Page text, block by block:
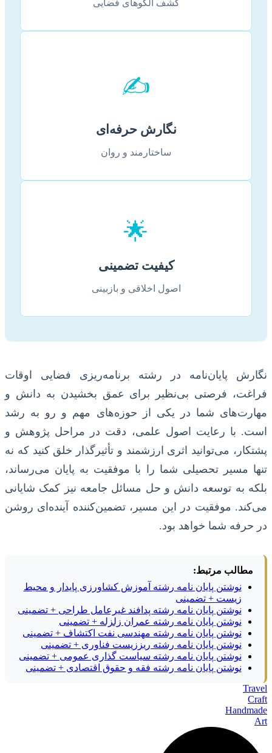
کشف الگوهای فضایی
✍️
نگارش حرفه‌ای
ساختارمند و روان
🌟
کیفیت تضمینی
اصول اخلاقی و بازبینی
نگارش پایان‌نامه در رشته برنامه‌ریزی فضایی اوقات
فراغت، فرصتی بی‌نظیر برای عمق بخشیدن به دانش و
مهارت‌های شما در یکی از حوزه‌های مهم و رو به رشد
است. با رعایت اصول علمی، دقت در مراحل پژوهش و
پشتکار، می‌توانید اثری ارزشمند و تأثیرگذار خلق کنید که نه
تنها مسیر تحصیلی شما را با موفقیت به پایان می‌رساند،
بلکه به توسعه دانش و حل مسائل جامعه نیز کمک شایانی
می‌کند. موفقیت در این مسیر، تضمین‌کننده آینده‌ای روشن
در حرفه شما خواهد بود.
مطالب مرتبط:
نوشتن پایان نامه رشته آموزش کشاورزی پایدار و محیط
زیست + تضمینی
نوشتن پایان نامه رشته پدافند غیرعامل طراحی + تضمینی
نوشتن پایان نامه رشته عمران زلزله + تضمینی
نوشتن پایان نامه رشته مهندسی نفت اکتشاف + تضمینی
نوشتن پایان نامه رشته ریززیست فناوری + تضمینی
نوشتن پایان نامه رشته سیاست گذاری عمومی + تضمینی
نوشتن پایان نامه رشته فقه و حقوق اقتصادی + تضمینی
Travel
Craft
Handmade
Art